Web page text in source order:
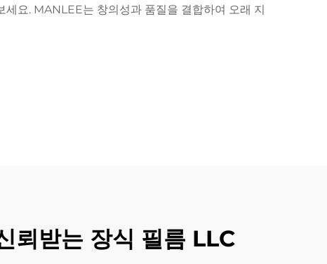
요. MANLEE는 창의성과 품질을 결합하여 오래 지
뢰받는 장식 필름 LLC